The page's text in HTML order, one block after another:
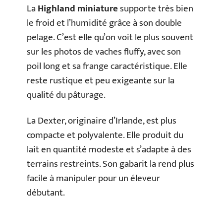
LaHighland miniaturesupporte très bien
le froid et l’humidité grâce à son double
pelage. C’est elle qu’on voit le plus souvent
sur les photos de vaches fluffy, avec son
poil long et sa frange caractéristique. Elle
reste rustique et peu exigeante sur la
qualité du pâturage.
La Dexter, originaire d’Irlande, est plus
compacte et polyvalente. Elle produit du
lait en quantité modeste et s’adapte à des
terrains restreints. Son gabarit la rend plus
facile à manipuler pour un éleveur
débutant.